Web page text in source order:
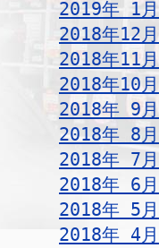
2019年 1月
2018年12月
2018年11月
2018年10月
2018年 9月
2018年 8月
2018年 7月
2018年 6月
2018年 5月
2018年 4月